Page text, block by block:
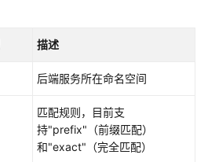
描述
后端服务所在命名空间
匹配规则，目前支
持"prefix"（前缀匹配）
和"exact"（完全匹配）